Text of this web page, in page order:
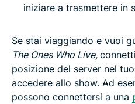
iniziare a trasmettere in
Se stai viaggiando e vuoi
The Ones Who Live,
posizione del server nel
accedere allo show. Ad
possono connettersi a una